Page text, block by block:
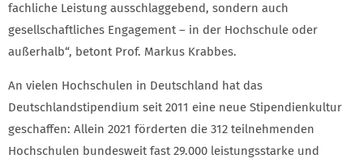
fachliche Leistung ausschlaggebend, sondern auch
gesellschaftliches Engagement – in der Hochschule oder
außerhalb“, betont Prof. Markus Krabbes.
An vielen Hochschulen in Deutschland hat das
Deutschlandstipendium seit 2011 eine neue Stipendienkultur
geschaffen: Allein 2021 förderten die 312 teilnehmenden
Hochschulen bundesweit fast 29.000 leistungsstarke und